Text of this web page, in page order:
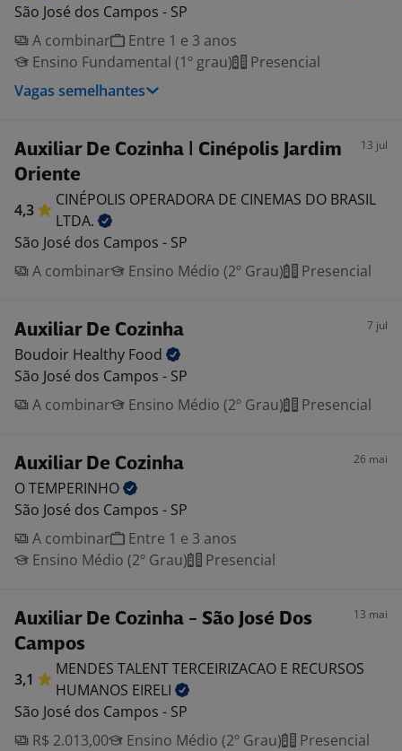
São José dos Campos - SP
A combinar
Entre 1 e 3 anos
Ensino Fundamental (1º grau)
Presencial
Vagas semelhantes
Auxiliar De Cozinha | Cinépolis Jardim
Oriente
13 jul
4,3
CINÉPOLIS OPERADORA DE CINEMAS DO BRASIL
LTDA.
São José dos Campos - SP
A combinar
Ensino Médio (2º Grau) Presencial
Auxiliar De Cozinha 7 jul
Boudoir Healthy Food
São José dos Campos - SP
A combinar
Ensino Médio (2º Grau) Presencial
Auxiliar De Cozinha 26 mai
OTEMPERINHO
São José dos Campos - SP
A combinar
Entre 1 e 3 anos
Ensino Médio (2º Grau)
Presencial
Auxiliar De Cozinha - São José Dos
Campos
13 mai
3,1
MENDES TALENT TERCEIRIZACAO E RECURSOS
HUMANOS EIRELI
São José dos Campos - SP
R$ 2.013,00
Ensino Médio (2º Grau) Presencial